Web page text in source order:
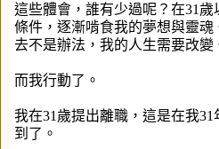
這些體會，誰有少過呢？在31
條件，逐漸啃食我的夢想與靈
去不是辦法，我的人生需要改變
而我行動了。
我在31歲提出離職，這是在我
到了。